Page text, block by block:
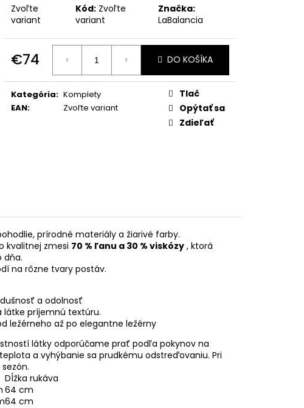
Zvoľte
variant
Kód: Zvoľte
variant
Značka:
LaBalancia
€74
Jednotková
cena:
DO KOŠÍKA
Kategória: Komplety
EAN: Zvoľte variant
Tlač
Opýtať sa
Zdieľať
prírodné materiály a žiarivé farby.
kvalitnej zmesi 70 % ľanu a 30 % viskózy , ktorá
dňa.
na rôzne tvary postáv.
a odolnosť
látke príjemnú textúru.
ležérneho až po elegantne ležérny
látky odporúčame prať podľa pokynov na
a vyhýbanie sa prudkému odstreďovaniu. Pri
Dĺžka rukáva
64 cm
64 cm